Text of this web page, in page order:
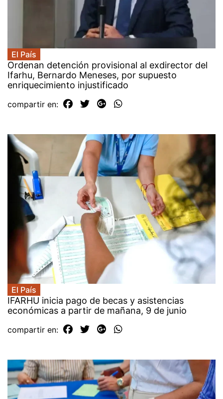
El País
Ordenan detención provisional al exdirector del
Ifarhu, Bernardo Meneses, por supuesto
enriquecimiento injustificado
compartir en:
El País
IFARHU inicia pago de becas y asistencias
económicas a partir de mañana, 9 de junio
compartir en: